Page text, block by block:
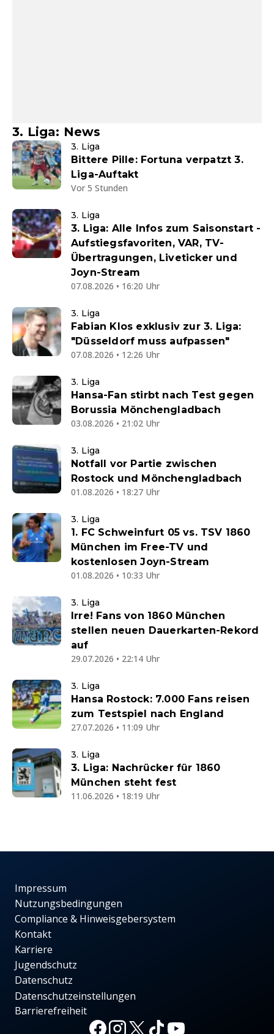
3. Liga: News
3. Liga
Bittere Pille: Fortuna verpatzt 3.
Liga-Auftakt
Vor 5 Stunden
3. Liga
3. Liga: Alle Infos zum Saisonstart -
Aufstiegsfavoriten, VAR, TV-
Übertragungen, Liveticker und
Joyn-Stream
07.08.2026 • 16:20 Uhr
3. Liga
Fabian Klos exklusiv zur 3. Liga:
"Düsseldorf muss aufpassen"
07.08.2026 • 12:26 Uhr
3. Liga
Hansa-Fan stirbt nach Test gegen
Borussia Mönchengladbach
03.08.2026 • 21:02 Uhr
3. Liga
Notfall vor Partie zwischen
Rostock und Mönchengladbach
01.08.2026 • 18:27 Uhr
3. Liga
1. FC Schweinfurt 05 vs. TSV 1860
München im Free-TV und
kostenlosen Joyn-Stream
01.08.2026 • 10:33 Uhr
3. Liga
Irre! Fans von 1860 München
stellen neuen Dauerkarten-Rekord
auf
29.07.2026 • 22:14 Uhr
3. Liga
Hansa Rostock: 7.000 Fans reisen
zum Testspiel nach England
27.07.2026 • 11:09 Uhr
3. Liga
3. Liga: Nachrücker für 1860
München steht fest
11.06.2026 • 18:19 Uhr
Impressum
Nutzungsbedingungen
Compliance & Hinweisgebersystem
Kontakt
Karriere
Jugendschutz
Datenschutz
Datenschutzeinstellungen
Barrierefreiheit